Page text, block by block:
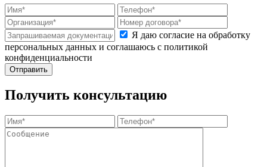
Я даю согласие на обработку
персональных данных и соглашаюсь с политикой
конфиденциальности
Получить консультацию